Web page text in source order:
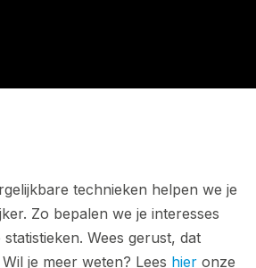
technieken helpen we je
Zo bepalen we je interesses
Wees gerust, dat
je meer weten? Lees hier onze